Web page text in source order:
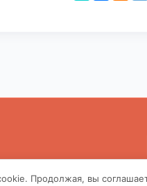
Продолжая, вы